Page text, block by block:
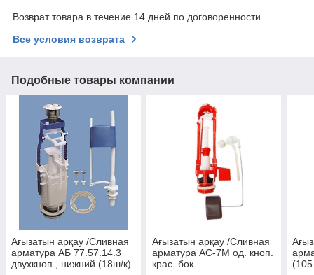
Возврат товара в течение 14 дней по договоренности
Все условия возврата
Подобные товары компании
Ағызатын арқау /Сливная
арматура АБ 77.57.14.3
двухкноп., нижний (18ш/к)
Ағызатын арқау /Сливная
арматура АС-7М од. кноп.
крас. бок.